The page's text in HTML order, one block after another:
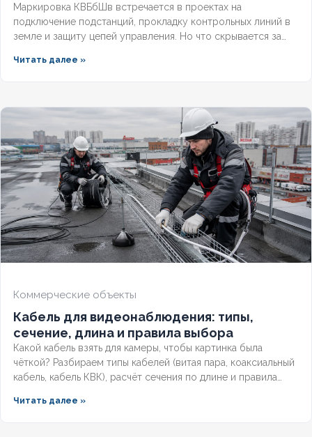
Маркировка КВБбШв встречается в проектах на
подключение подстанций, прокладку контрольных линий в
земле и защиту цепей управления. Но что скрывается за
чем версия с индексом нг отличается от базовой?
бронированного контрольного кабеля.
Читать далее »
Коммерческие объекты
Кабель для видеонаблюдения: типы,
сечение, длина и правила выбора
Какой кабель взять для камеры, чтобы картинка была
чёткой? Разбираем типы кабелей (витая пара, коаксиальный
кабель, кабель КВК), расчёт сечения по длине и правила
потери сигнала.
Читать далее »